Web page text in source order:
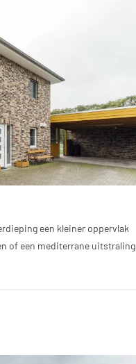
een kleiner oppervlak
of een mediterrane uitstraling